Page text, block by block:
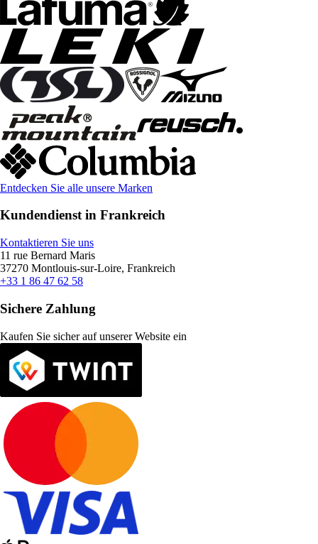
Entdecken Sie alle unsere Marken
Kundendienst in Frankreich
Kontaktieren Sie uns
11 rue Bernard Maris
37270 Montlouis-sur-Loire, Frankreich
+33 1 86 47 62 58
Sichere Zahlung
Kaufen Sie sicher auf unserer Website ein